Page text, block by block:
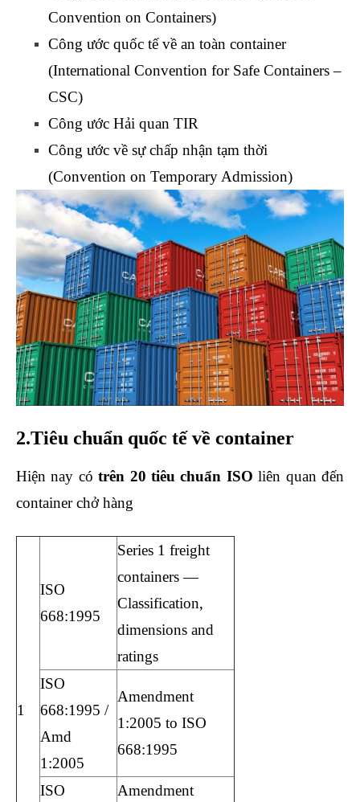
Convention on Containers)
Công ước quốc tế về an toàn container
(International Convention for Safe Containers –
CSC)
Công ước Hải quan TIR
Công ước về sự chấp nhận tạm thời
(Convention on Temporary Admission)
2.Tiêu chuẩn quốc tế về container
Hiện nay cótrên 20 tiêu chuẩn ISOliên quan đến
container chở hàng
1
ISO
668:1995
Series 1 freight
containers —
Classification,
dimensions and
ratings
ISO
668:1995 /
Amd
1:2005
Amendment
1:2005 to ISO
668:1995
ISO
Amendment